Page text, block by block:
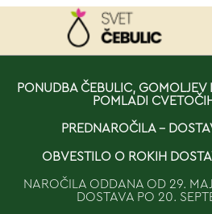
PONUDBA ČEBULIC, GOMOLJEV
POMLADI
PREDNAROČILA -
OBVESTILO O ROKIH
NAROČILA ODDANA OD 29.
DOSTAVA PO 20.